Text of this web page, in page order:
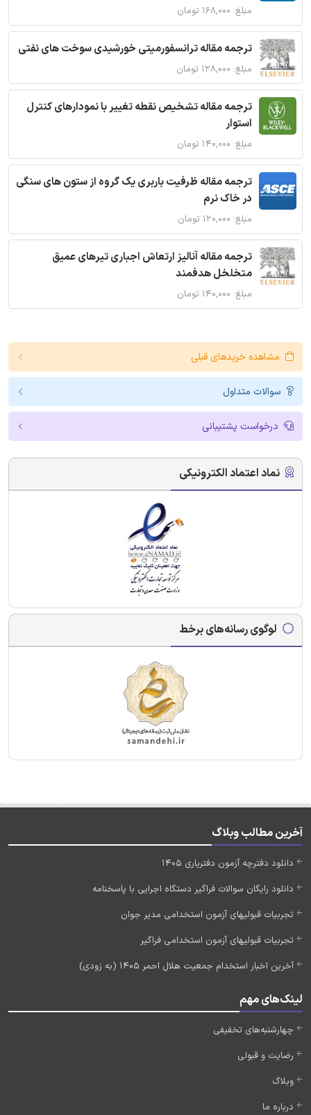
مبلغ: ۱۶۸,۰۰۰ تومان
ترجمه مقاله ترانسفورمیتی خورشیدی سوخت های نفتی
مبلغ: ۱۲۸,۰۰۰ تومان
ترجمه مقاله تشخیص نقطه تغییر با نمودارهای کنترل
استوار
مبلغ: ۱۴۰,۰۰۰ تومان
ترجمه مقاله ظرفیت باربری یک گروه از ستون های سنگی
در خاک نرم
مبلغ: ۱۲۰,۰۰۰ تومان
ترجمه مقاله آنالیز ارتعاش اجباری تیرهای عمیق
متخلخل هدفمند
مبلغ: ۱۴۰,۰۰۰ تومان
مشاهده خریدهای قبلی
سوالات متداول
درخواست پشتیبانی
نماد اعتماد الکترونیکی
لوگوی رسانه‌های برخط
آخرین مطالب وبلاگ
دانلود دفترچه آزمون دفتریاری 1405
دانلود رایگان سوالات فراگیر دستگاه اجرایی با پاسخنامه
تجربیات قبولیهای آزمون استخدامی مدیر جوان
تجربیات قبولیهای آزمون استخدامی فراگیر
آخرین اخبار استخدام جمعیت هلال احمر 1405 (به زودی)
لینک‌های مهم
چهارشنبه‌های تخفیفی
رضایت و قبولی
وبلاگ
درباره ما